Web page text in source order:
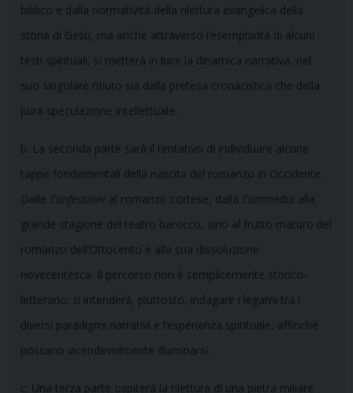
biblico e dalla normatività della rilettura evangelica della
storia di Gesù, ma anche attraverso l’esemplarità di alcuni
testi spirituali, si metterà in luce la dinamica narrativa, nel
suo singolare rifiuto sia dalla pretesa cronacistica che della
pura speculazione intellettuale.
b. La seconda parte sarà il tentativo di individuare alcune
tappe fondamentali della nascita del romanzo in Occidente.
Dalle Confessioni al romanzo cortese, dalla Commedia alla
grande stagione del teatro barocco, sino al frutto maturo del
romanzo dell’Ottocento e alla sua dissoluzione
novecentesca. Il percorso non è semplicemente storico-
letterario: si intenderà, piuttosto, indagare i legami tra i
diversi paradigmi narrativi e l’esperienza spirituale, affinché
possano vicendevolmente illuminarsi.
c. Una terza parte ospiterà la rilettura di una pietra miliare